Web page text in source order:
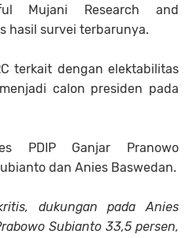
Mujani Research and
hasil survei terbarunya.
terkait dengan elektabilitas
calon presiden pada
PDIP Ganjar Pranowo
dan Anies Baswedan.
dukungan pada Anies
Subianto 33,5 persen,